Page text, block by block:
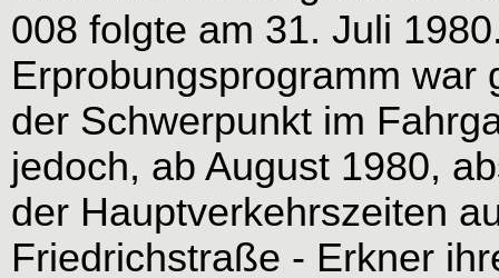
008 folgte am 31. Juli
Erprobungsprogramm war
der Schwerpunkt im
jedoch, ab August 1980,
der Hauptverkehrszeiten
Friedrichstraße - Erkner